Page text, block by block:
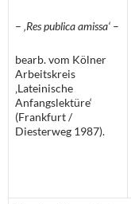
– ‚Res publica amissa‘ –
bearb. vom Kölner
Arbeitskreis
‚Lateinische
Anfangslektüre‘
(Frankfurt /
Diesterweg 1987).